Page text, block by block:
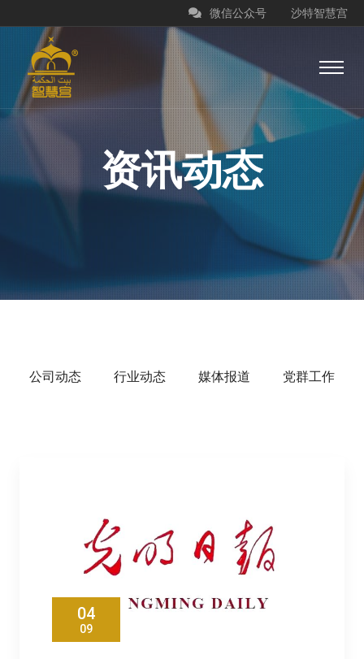
沙特智慧宫
微信公众号
资讯动态
公司动态 行业动态 媒体报道 党群工作
04
09